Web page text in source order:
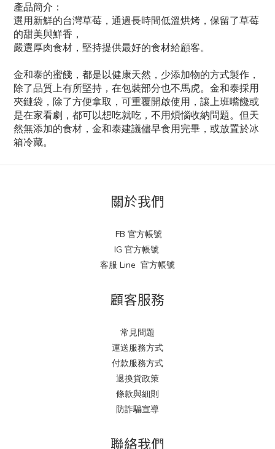
產品簡介：
選用新鮮的台灣草莓，通過長時間低溫烘烤，保留了草莓
的甜美與鮮香，
嚴選厚肉食材，堅持提供最好的食材給顧客。
金和泰的蜜餞，都是以健康天然，少添加物的方式製作，
除了品質上有所堅持，在包裝部分也不馬虎。金和泰採用
夾鏈袋，除了方便拿取，可重覆開啟使用，讓上班嘴饞或
是在家看劇，都可以想吃就吃，不用煩惱收納問題。但天
然無添加的食材，金和泰建議儘早食用完畢，或放置於冰
箱冷藏。
關於我們
FB 官方帳號
IG 官方帳號
客服 Line 官方帳號
顧客服務
常見問題
運送服務方式
付款服務方式
退換貨政策
條款與細則
防詐騙宣導
聯絡我們